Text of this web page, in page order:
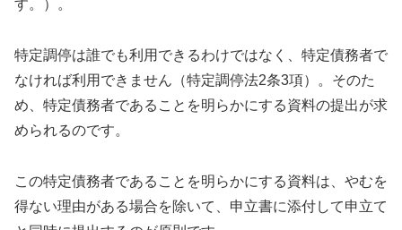
す。）。
特定調停は誰でも利用できるわけではなく、特定債務者で
なければ利用できません（特定調停法2条3項）。そのた
め、特定債務者であることを明らかにする資料の提出が求
められるのです。
この特定債務者であることを明らかにする資料は、やむを
得ない理由がある場合を除いて、申立書に添付して申立て